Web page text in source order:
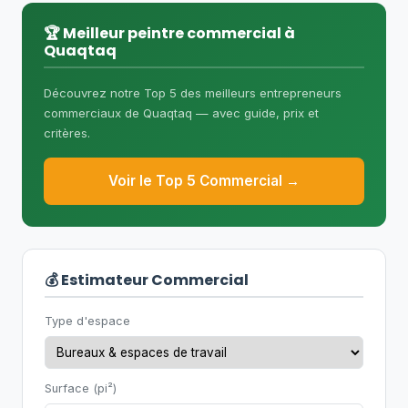
l'entrepreneur doit détenir une licence
RBQsous-catégorie 1.5.1 (Peinture et
décoration)
supplémentaires peuvent être requises
selon le type de bâtiment.
🏆 Meilleur peintre commercial à
Quaqtaq
Découvrez notre Top 5 des meilleurs entrepreneurs
commerciaux de Quaqtaq — avec guide, prix et
critères.
Voir le Top 5 Commercial →
💰 Estimateur Commercial
Type d'espace
Surface (pi²)